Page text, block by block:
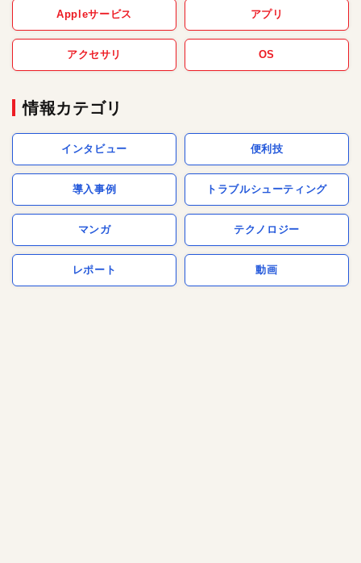
Appleサービス アプリ
アクセサリ OS
情報カテゴリ
インタビュー 便利技
導入事例 トラブルシューティング
マンガ テクノロジー
レポート 動画